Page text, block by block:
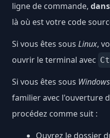
ligne de commande,
là où est votre code
Si vous êtes sous Linux,
ouvrir le terminal avec
Si vous êtes sous Windows
familier avec l'ouverture
procédez comme suit :
Ouvrez le dossier